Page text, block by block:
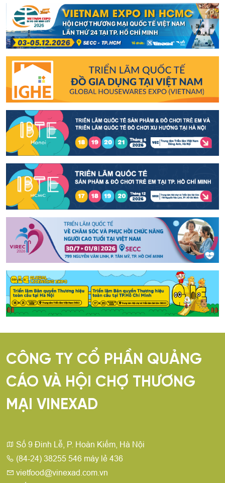
CÔNG TY CỔ PHẦN QUẢNG
CÁO VÀ HỘI CHỢ THƯƠNG
MẠI VINEXAD
Số 9 Đinh Lễ, P. Hoàn Kiếm, Hà Nội
(84-24) 38255 546 máy lẻ 436
vietfood@vinexad.com.vn